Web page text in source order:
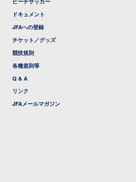
ドキュメント
JFAへの登録
チケット／グッズ
競技規則
各種規則等
Q & A
リンク
JFAメールマガジン